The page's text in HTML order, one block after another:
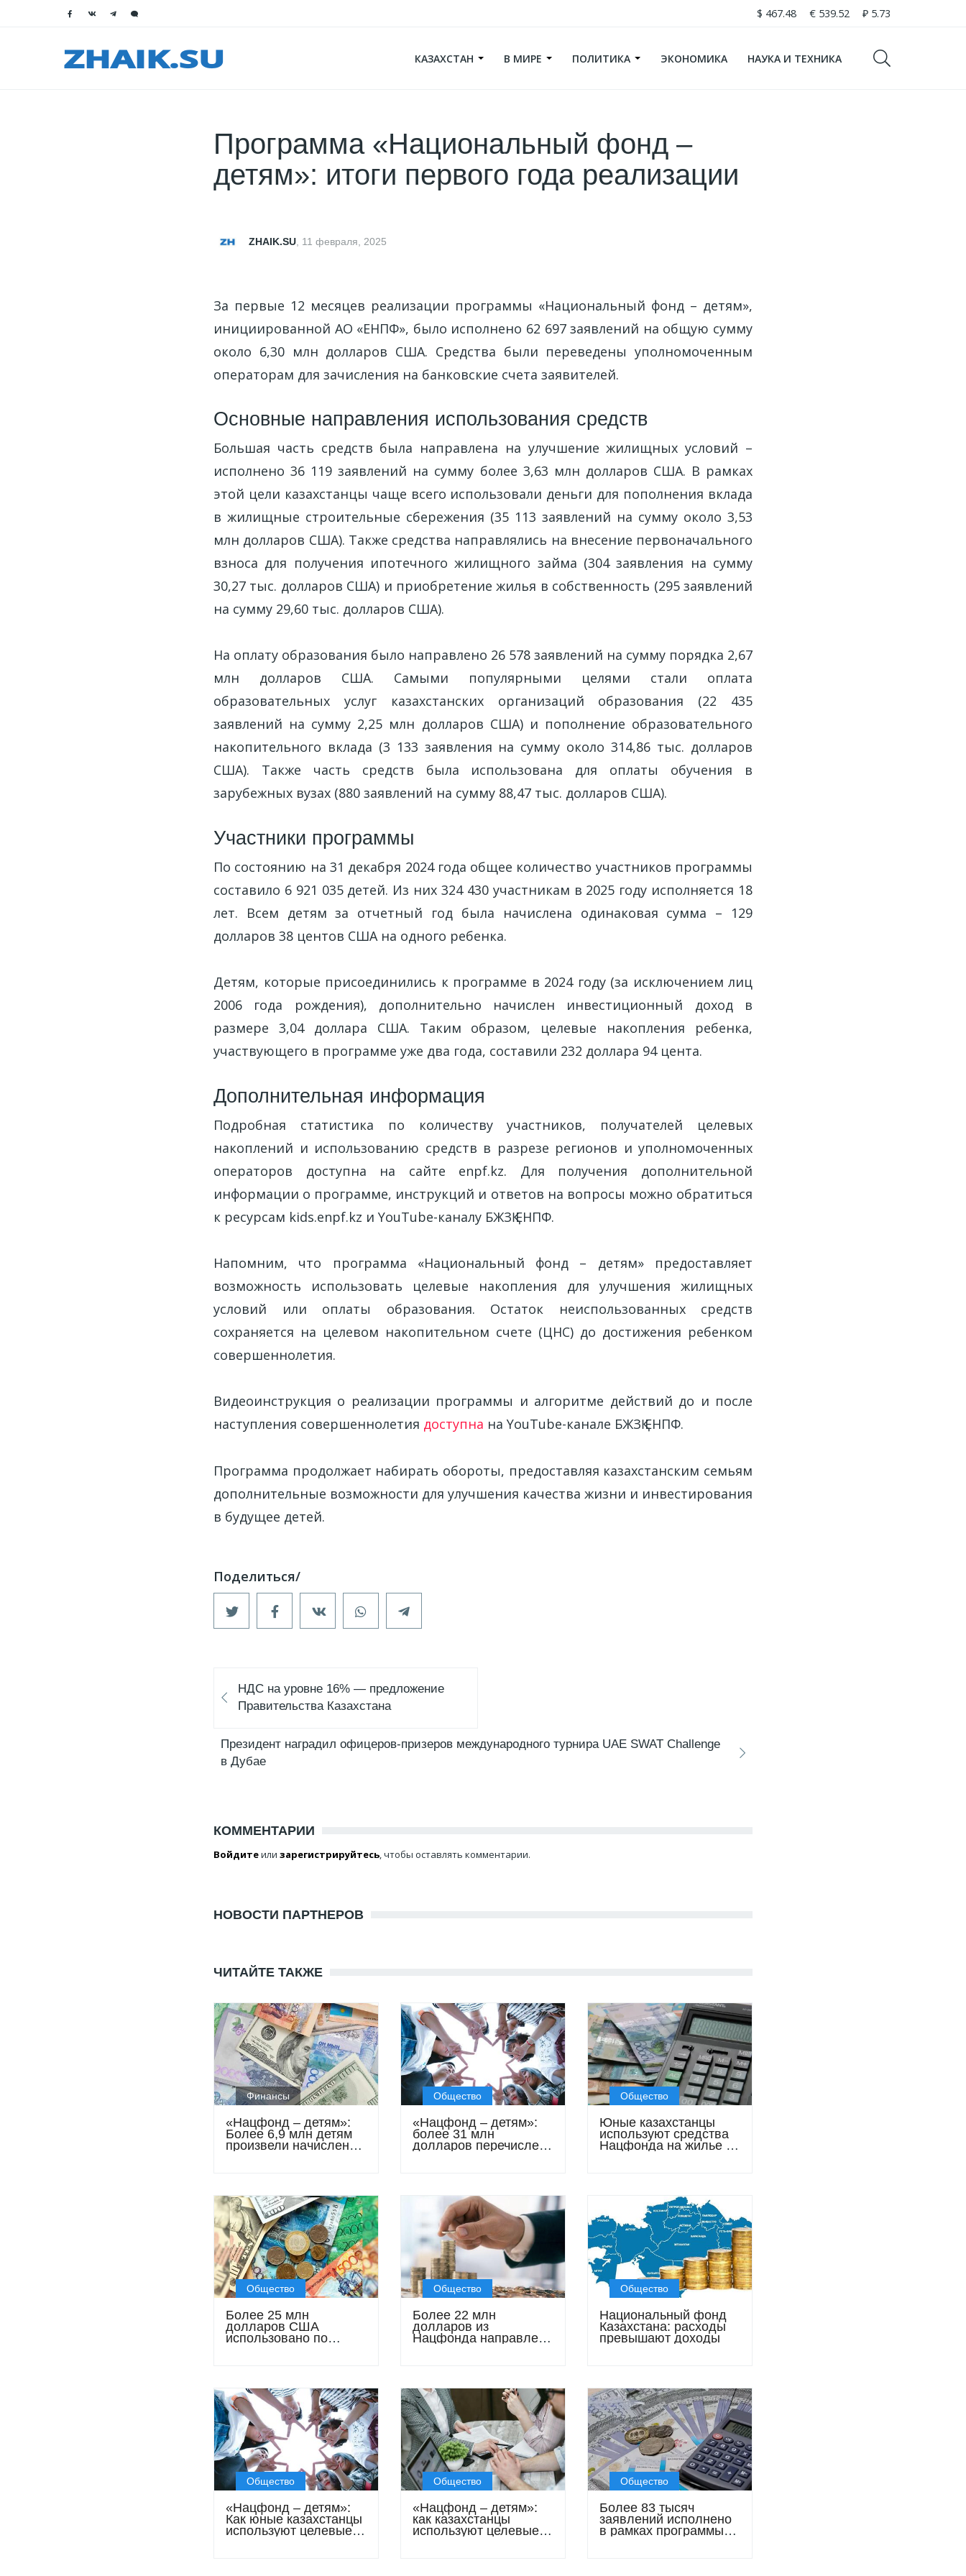
$ 467.48 € 539.52 ₽ 5.73
КАЗАХСТАН В МИРЕ ПОЛИТИКА ЭКОНОМИКА НАУКА И ТЕХНИКА
Программа «Национальный фонд –
детям»: итоги первого года реализации
ZHAIK.SU, 11 февраля, 2025
За первые 12 месяцев реализации программы «Национальный фонд – детям»,
инициированной АО «ЕНПФ», было исполнено 62 697 заявлений на общую сумму
около 6,30 млн долларов США. Средства были переведены уполномоченным
операторам для зачисления на банковские счета заявителей.
Основные направления использования средств
Большая часть средств была направлена на улучшение жилищных условий –
исполнено 36 119 заявлений на сумму более 3,63 млн долларов США. В рамках
этой цели казахстанцы чаще всего использовали деньги для пополнения вклада
в жилищные строительные сбережения (35 113 заявлений на сумму около 3,53
млн долларов США). Также средства направлялись на внесение первоначального
взноса для получения ипотечного жилищного займа (304 заявления на сумму
30,27 тыс. долларов США) и приобретение жилья в собственность (295 заявлений
на сумму 29,60 тыс. долларов США).
На оплату образования было направлено 26 578 заявлений на сумму порядка 2,67
млн долларов США. Самыми популярными целями стали оплата
образовательных услуг казахстанских организаций образования (22 435
заявлений на сумму 2,25 млн долларов США) и пополнение образовательного
накопительного вклада (3 133 заявления на сумму около 314,86 тыс. долларов
США). Также часть средств была использована для оплаты обучения в
зарубежных вузах (880 заявлений на сумму 88,47 тыс. долларов США).
Участники программы
По состоянию на 31 декабря 2024 года общее количество участников программы
составило 6 921 035 детей. Из них 324 430 участникам в 2025 году исполняется 18
лет. Всем детям за отчетный год была начислена одинаковая сумма – 129
долларов 38 центов США на одного ребенка.
Детям, которые присоединились к программе в 2024 году (за исключением лиц
2006 года рождения), дополнительно начислен инвестиционный доход в
размере 3,04 доллара США. Таким образом, целевые накопления ребенка,
участвующего в программе уже два года, составили 232 доллара 94 цента.
Дополнительная информация
Подробная статистика по количеству участников, получателей целевых
накоплений и использованию средств в разрезе регионов и уполномоченных
операторов доступна на сайте enpf.kz. Для получения дополнительной
информации о программе, инструкций и ответов на вопросы можно обратиться
к ресурсам kids.enpf.kz и YouTube-каналу БЖЗҚ ЕНПФ.
Напомним, что программа «Национальный фонд – детям» предоставляет
возможность использовать целевые накопления для улучшения жилищных
условий или оплаты образования. Остаток неиспользованных средств
сохраняется на целевом накопительном счете (ЦНС) до достижения ребенком
совершеннолетия.
Видеоинструкция о реализации программы и алгоритме действий до и после
наступления совершеннолетия доступна на YouTube-канале БЖЗҚ ЕНПФ.
Программа продолжает набирать обороты, предоставляя казахстанским семьям
дополнительные возможности для улучшения качества жизни и инвестирования
в будущее детей.
НДС на уровне 16% — предложение
Правительства Казахстана
Президент наградил офицеров-призеров международного турнира UAE SWAT Challenge
в Дубае
КОММЕНТАРИИ
Войдитеили зарегистрируйтесь, чтобы оставлять комментарии.
НОВОСТИ ПАРТНЕРОВ
ЧИТАЙТЕ ТАКЖЕ
Финансы
«Нацфонд – детям»:
Более 6,9 млн детям
произвели начисления
Общество
«Нацфонд – детям»:
более 31 млн
долларов перечислено
Общество
Юные казахстанцы
используют средства
Нацфонда на жилье и
Общество
Более 25 млн
долларов США
использовано по
Общество
Более 22 млн
долларов из
Нацфонда направлено
Общество
Национальный фонд
Казахстана: расходы
превышают доходы
Общество
«Нацфонд – детям»:
Как юные казахстанцы
используют целевые
Общество
«Нацфонд – детям»:
как казахстанцы
используют целевые
Общество
Более 83 тысяч
заявлений исполнено
в рамках программы